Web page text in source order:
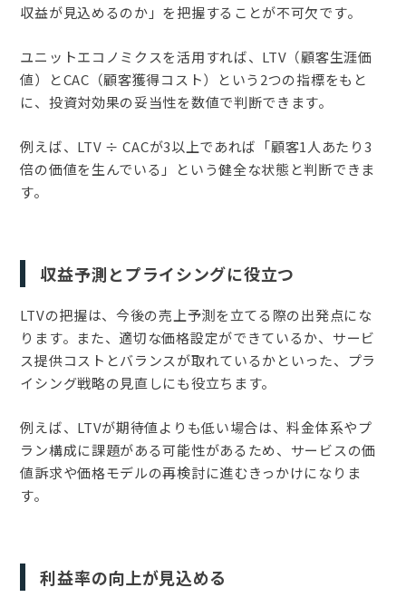
収益が見込めるのか」を把握することが不可欠です。
ユニットエコノミクスを活用すれば、LTV（顧客生涯価
値）とCAC（顧客獲得コスト）という2つの指標をもと
に、投資対効果の妥当性を数値で判断できます。
例えば、LTV ÷ CACが3以上であれば「顧客1人あたり3
倍の価値を生んでいる」という健全な状態と判断できま
す。
収益予測とプライシングに役立つ
LTVの把握は、今後の売上予測を立てる際の出発点にな
ります。また、適切な価格設定ができているか、サービ
ス提供コストとバランスが取れているかといった、プラ
イシング戦略の見直しにも役立ちます。
例えば、LTVが期待値よりも低い場合は、料金体系やプ
ラン構成に課題がある可能性があるため、サービスの価
値訴求や価格モデルの再検討に進むきっかけになりま
す。
利益率の向上が見込める